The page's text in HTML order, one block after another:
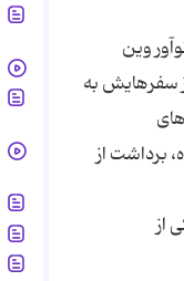
وین
سفرهایش به
برداشت از
از